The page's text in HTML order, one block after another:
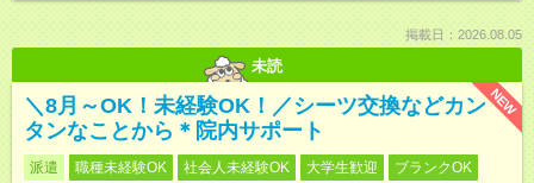
掲載日：2026.08.05
未読
NEW
＼8月～OK！未経験OK！／シーツ交換などカン
タンなことから＊院内サポート
派遣 職種未経験OK 社会人未経験OK 大学生歓迎
ブランクOK